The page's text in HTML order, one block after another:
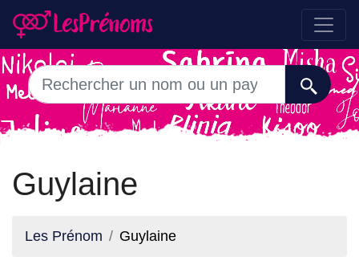
Guylaine
Les Prénom Guylaine